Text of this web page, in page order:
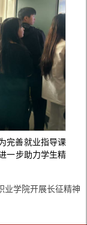
完善就业指导课
一步助力学生精
学院开展长征精神